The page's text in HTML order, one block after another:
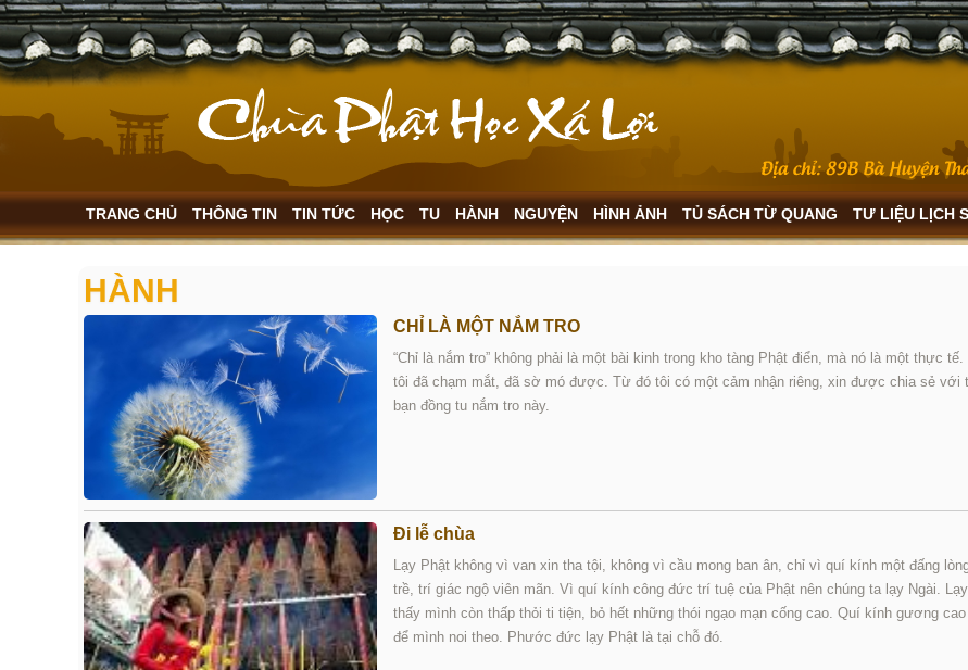
TRANG CHỦ THÔNG TIN TIN TỨC HỌC TU HÀNH NGUYỆN HÌNH ẢNH TỦ SÁCH TỪ QUANG TƯ LIỆU LỊCH
HÀNH
CHỈ LÀ MỘT NẮM TRO
“Chỉ là nắm tro” không phải là một bài kinh trong kho tàng Phật điển, mà nó là một thực
tôi đã chạm mắt, đã sờ mó được. Từ đó tôi có một cảm nhận riêng, xin được chia sẻ với
bạn đồng tu nắm tro này.
Đi lễ chùa
Lạy Phật không vì van xin tha tội, không vì cầu mong ban ân, chỉ vì quí kính một đấng
trề, trí giác ngộ viên mãn. Vì quí kính công đức trí tuệ của Phật nên chúng ta lạy Ngài.
thấy mình còn thấp thỏi ti tiện, bỏ hết những thói ngạo mạn cống cao. Quí kính gương
để mình noi theo. Phước đức lạy Phật là tại chỗ đó.